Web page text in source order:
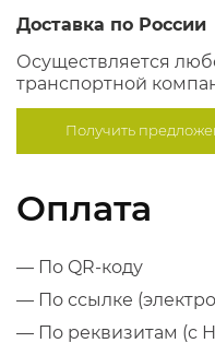
Доставка по России
Осуществляется
транспортной
Получить
Оплата
— По QR-коду
— По ссылке
— По реквизитам (с